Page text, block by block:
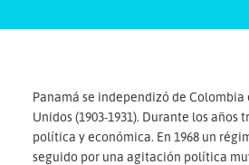
Panamá se independizó de
Unidos (1903-1931). Durante los
política y económica. En 1968 un
seguido por una agitación política